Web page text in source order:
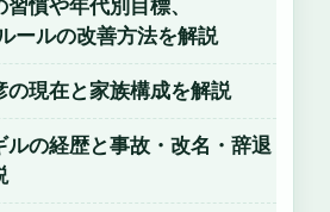
ールの改善方法を解説
の現在と家族構成を解説
ルの経歴と事故・改名・辞退